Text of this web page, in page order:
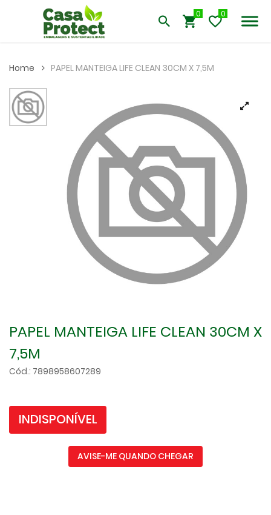
0
Home PAPEL MANTEIGA LIFE CLEAN 30CM X 7,5M
PAPEL MANTEIGA LIFE CLEAN 30CM X
7,5M
Cód.: 7898958607289
INDISPONÍVEL
AVISE-ME QUANDO CHEGAR